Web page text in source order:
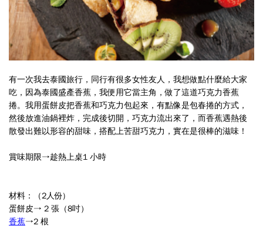
有一次我去泰國旅行，同行有很多女性友人，我想做點什麼給大家
吃，因為泰國盛產香蕉，我便用它當主角，做了這道巧克力香蕉
捲。我用蛋餅皮把香蕉和巧克力包起來，有點像是包春捲的方式，
然後放進油鍋裡炸，完成後切開，巧克力流出來了，而香蕉遇熱後
散發出難以形容的甜味，搭配上苦甜巧克力，實在是很棒的滋味！
賞味期限→趁熱上桌1 小時
材料：（2人份)
蛋餅皮→ 2 張（8吋）
香蕉→2 根